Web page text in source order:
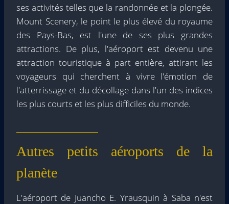
ses activités telles que la randonnée et la plongée.
Mount Scenery, le point le plus élevé du royaume
des Pays-Bas, est l'une de ses plus grandes
attractions. De plus, l'aéroport est devenu une
attraction touristique à part entière, attirant les
voyageurs qui cherchent à vivre l'émotion de
l'atterrissage et du décollage dans l'un des indices
les plus courts et les plus difficiles du monde.
Autres petits aéroports de la
planète
L'aéroport de Juancho E. Yrausquin à Saba n'est